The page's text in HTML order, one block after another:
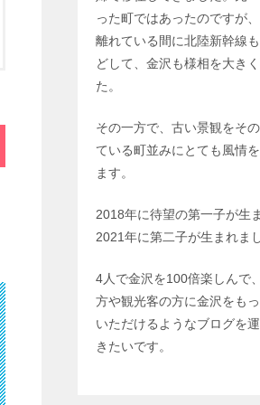
った町ではあったのですが
離れている間に北陸新幹線
どして、金沢も様相を大き
た。
その一方で、古い景観をそ
ている町並みにとても風情
ます。
2018年に待望の第一子が生ま
2021年に第二子が生まれまし
4人で金沢を100倍楽しんで
方や観光客の方に金沢をも
いただけるようなブログを
きたいです。